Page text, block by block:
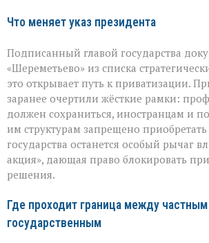
Что меняет указ президента
Подписанный главой государства
«Шереметьево» из списка
это открывает путь к приватизации.
заранее очертили жёсткие рамки:
должен сохраниться, иностранцам и
им структурам запрещено
государства останется особый рычаг
акция», дающая право блокировать
решения.
Где проходит граница между частным
государственным